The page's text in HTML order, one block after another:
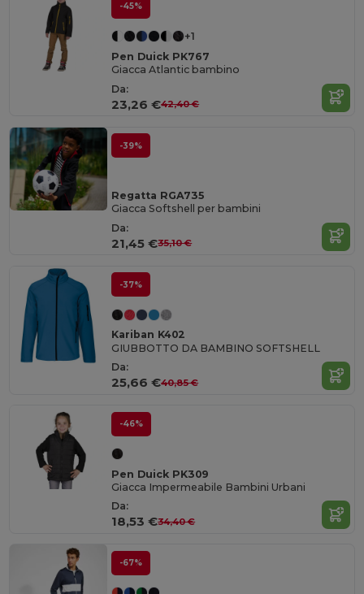
-45%
+1
Pen Duick PK767
Giacca Atlantic bambino
Da:
23,26 €42,40 €
-39%
Regatta RGA735
Giacca Softshell per bambini
Da:
21,45 €35,10 €
-37%
Kariban K402
GIUBBOTTO DA BAMBINO SOFTSHELL
Da:
25,66 €40,85 €
-46%
Pen Duick PK309
Giacca Impermeabile Bambini Urbani
Da:
18,53 €34,40 €
-67%